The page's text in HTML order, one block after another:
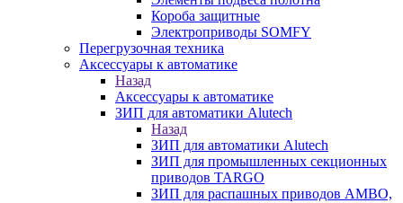
Короба защитные
Электроприводы SOMFY
Перегрузочная техника
Аксессуары к автоматике
Назад
Аксессуары к автоматике
ЗИП для автоматики Alutech
Назад
ЗИП для автоматики Alutech
ЗИП для промышленных секционных
приводов TARGO
ЗИП для распашных приводов AMBO,